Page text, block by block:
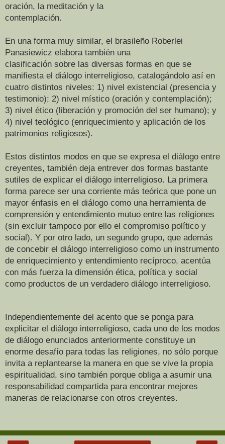
oración, la meditación y la
contemplación.
En una forma muy similar, el brasileño Roberlei
Panasiewicz elabora también una
clasificación sobre las diversas formas en que se
manifiesta el diálogo interreligioso, catalogándolo así en
cuatro distintos niveles: 1) nivel existencial (presencia y
testimonio); 2) nivel místico (oración y contemplación);
3) nivel ético (liberación y promoción del ser humano); y
4) nivel teológico (enriquecimiento y aplicación de los
patrimonios religiosos).
Estos distintos modos en que se expresa el diálogo entre
creyentes, también deja entrever dos formas bastante
sutiles de explicar el diálogo interreligioso. La primera
forma parece ser una corriente más teórica que pone un
mayor énfasis en el diálogo como una herramienta de
comprensión y entendimiento mutuo entre las religiones
(sin excluir tampoco por ello el compromiso político y
social). Y por otro lado, un segundo grupo, que además
de concebir el diálogo interreligioso como un instrumento
de enriquecimiento y entendimiento recíproco, acentúa
con más fuerza la dimensión ética, política y social
como productos de un verdadero diálogo interreligioso.
Independientemente del acento que se ponga para
explicitar el diálogo interreligioso, cada uno de los modos
de diálogo enunciados anteriormente constituye un
enorme desafío para todas las religiones, no sólo porque
invita a replantearse la manera en que se vive la propia
espiritualidad, sino también porque obliga a asumir una
responsabilidad compartida para encontrar mejores
maneras de relacionarse con otros creyentes.